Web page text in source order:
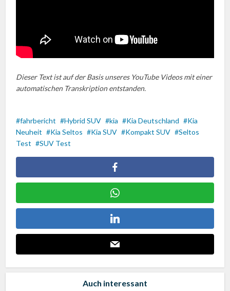
Dieser Text ist auf der Basis unseres YouTube Videos mit einer
automatischen Transkription entstanden.
fahrbericht Hybrid SUV kia Kia Deutschland
Kia
Neuheit
Kia Seltos Kia SUV Kompakt SUV
Seltos
Test
SUV Test
Auch interessant